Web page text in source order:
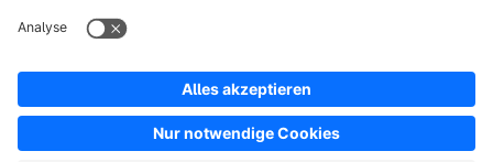
Ressourcen